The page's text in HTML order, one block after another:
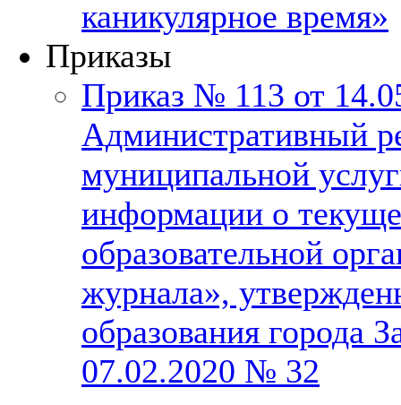
каникулярное время»
Приказы
Приказ № 113 от
Административный
муниципальной
информации о
образовательной
журнала»,
образования города
07.02.2020 № 32